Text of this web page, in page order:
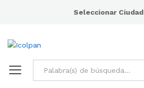
Seleccionar Ciudad